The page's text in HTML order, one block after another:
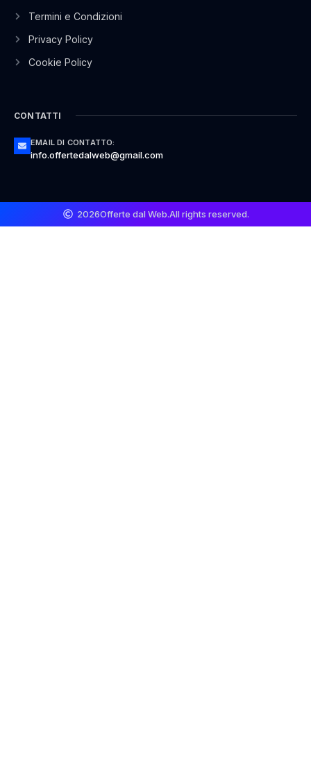
Termini e Condizioni
Privacy Policy
Cookie Policy
CONTATTI
EMAIL DI CONTATTO:
info.offertedalweb@gmail.com
2026Offerte dal Web.All rights reserved.